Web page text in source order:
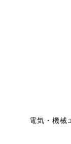
電気・機械